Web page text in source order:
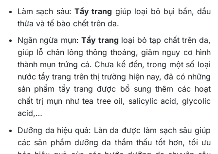
Làm sạch sâu:Tẩy trang giúp loại bỏ bụi bẩn, dầu
thừa và tế bào chết trên da.
Ngăn ngừa mụn:Tẩy trangloại bỏ tạp chất trên da,
giúp lỗ chân lông thông thoáng, giảm nguy cơ hình
thành mụn trứng cá. Chưa kể đến, trong một số loại
nước tẩy trang trên thị trường hiện nay, đã có những
sản phẩm tẩy trang được bổ sung thêm các hoạt
chất trị mụn như tea tree oil, salicylic acid, glycolic
acid,…
Dưỡng da hiệu quả: Làn da được làm sạch sâu giúp
các sản phẩm dưỡng da thẩm thấu tốt hơn, tối ưu